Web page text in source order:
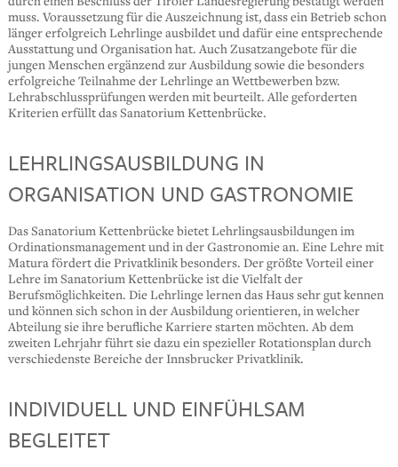
muss. Voraussetzung für die Auszeichnung ist, dass ein Betrieb schon
länger erfolgreich Lehrlinge ausbildet und dafür eine entsprechende
Ausstattung und Organisation hat. Auch Zusatzangebote für die
jungen Menschen ergänzend zur Ausbildung sowie die besonders
erfolgreiche Teilnahme der Lehrlinge an Wettbewerben bzw.
Lehrabschlussprüfungen werden mit beurteilt. Alle geforderten
Kriterien erfüllt das Sanatorium Kettenbrücke.
LEHRLINGSAUSBILDUNG IN
ORGANISATION UND GASTRONOMIE
Das Sanatorium Kettenbrücke bietet Lehrlingsausbildungen im
Ordinationsmanagement und in der Gastronomie an. Eine Lehre mit
Matura fördert die Privatklinik besonders. Der größte Vorteil einer
Lehre im Sanatorium Kettenbrücke ist die Vielfalt der
Berufsmöglichkeiten. Die Lehrlinge lernen das Haus sehr gut kennen
und können sich schon in der Ausbildung orientieren, in welcher
Abteilung sie ihre berufliche Karriere starten möchten. Ab dem
zweiten Lehrjahr führt sie dazu ein spezieller Rotationsplan durch
verschiedenste Bereiche der Innsbrucker Privatklinik.
INDIVIDUELL UND EINFÜHLSAM
BEGLEITET